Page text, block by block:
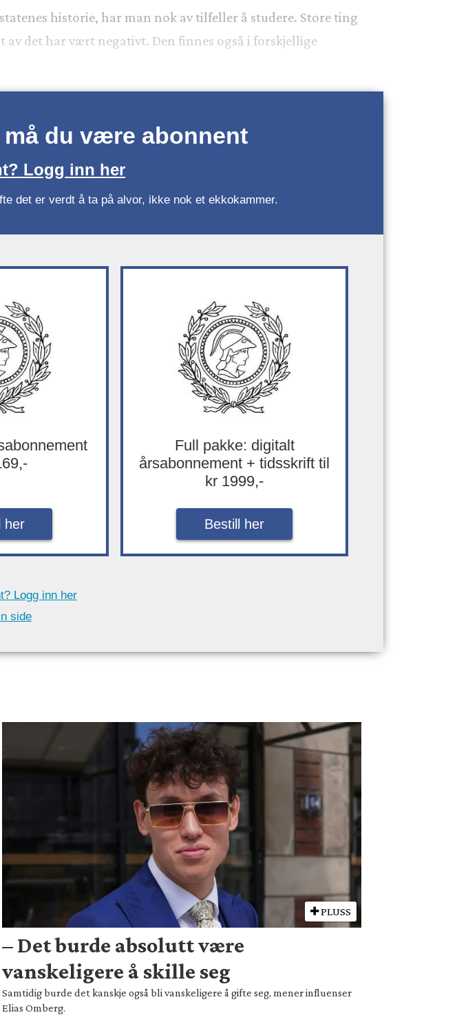
historie, har man nok av tilfeller å studere. Store ting
det har vært negativt. Den finnes også i forskjellige
må du være abonnent
Logg inn her
det er verdt å ta på alvor, ikke nok et ekkokammer.
her
Full pakke: digitalt
årsabonnement + tidsskrift til
kr 1999,-
Bestill her
Logg inn her
side
PLUSS
– Det burde absolutt være
vanskeligere å skille seg
Samtidig burde det kanskje også bli vanskeligere å gifte seg, mener influenser
Elias Omberg.